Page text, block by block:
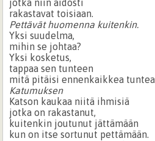
rakastavat toisiaan.
Pettävät huomenna kuitenkin.
Yksi suudelma,
mihin se johtaa?
Yksi kosketus,
tappaa sen tunteen
mitä pitäisi ennenkaikkea tuntea.
Katumuksen
Katson kaukaa niitä ihmisiä
jotka on rakastanut,
kuitenkin joutunut jättämään
kun on itse sortunut pettämään.